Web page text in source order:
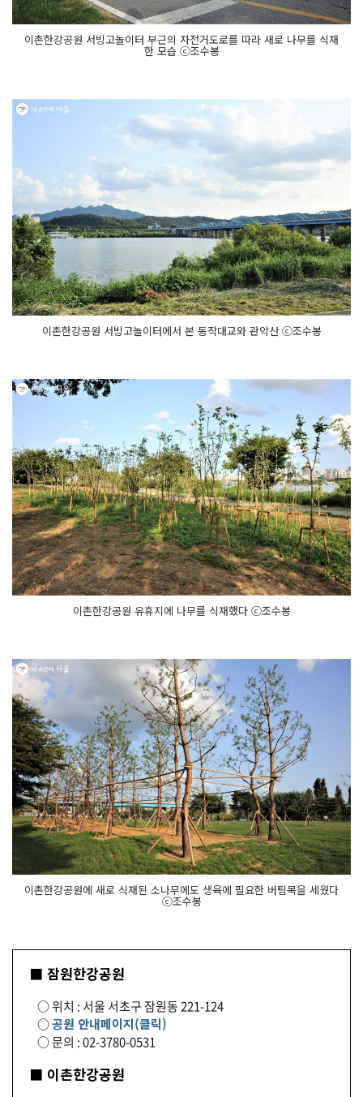
이촌한강공원 서빙고놀이터 부근의 자전거도로를 따라 새로 나무를 식재
한 모습 ⓒ조수봉
이촌한강공원 서빙고놀이터에서 본 동작대교와 관악산 ⓒ조수봉
이촌한강공원 유휴지에 나무를 식재했다 ⓒ조수봉
이촌한강공원에 새로 식재된 소나무에도 생육에 필요한 버팀목을 세웠다
ⓒ조수봉
■ 잠원한강공원
○ 위치 : 서울 서초구 잠원동 221-124
○공원 안내페이지(클릭)
○ 문의 : 02-3780-0531
■ 이촌한강공원